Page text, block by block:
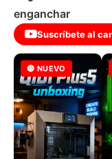
enganchar
Suscríbete al
🔴 NUEVO